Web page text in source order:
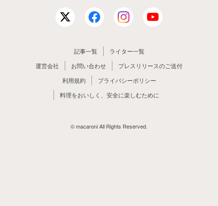
記事一覧
ライター一覧
運営会社
お問い合わせ
プレスリリースのご送付
利用規約
プライバシーポリシー
料理をおいしく、安全に楽しむために
© macaroni All Rights Reserved.